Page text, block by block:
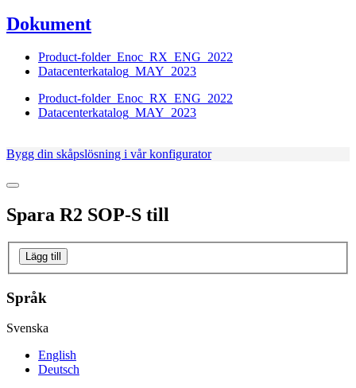
Dokument
Product-folder_Enoc_RX_ENG_2022
Datacenterkatalog_MAY_2023
Product-folder_Enoc_RX_ENG_2022
Datacenterkatalog_MAY_2023
Bygg din skåpslösning i vår konfigurator
Spara R2 SOP-S till
Lägg till
Språk
Svenska
English
Deutsch